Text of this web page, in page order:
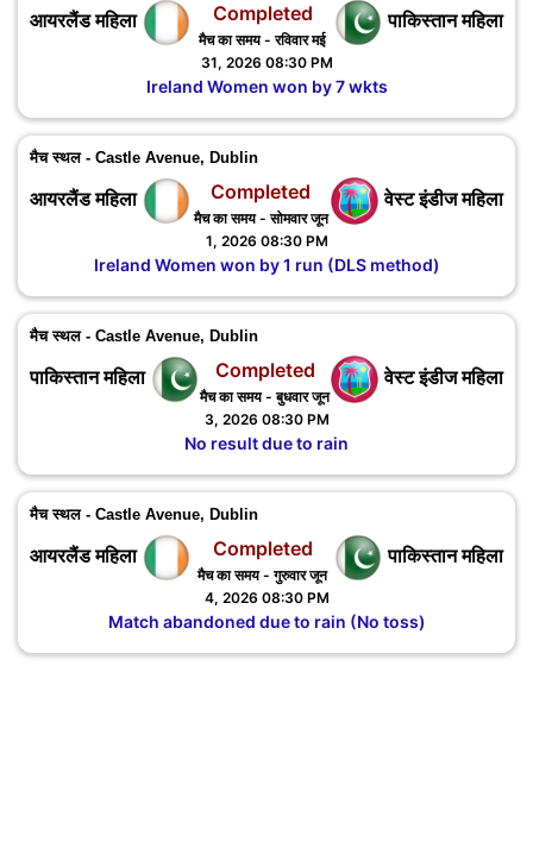
आयरलैंड महिला पाकिस्तान महिला
Completed
मैच का समय - रविवार मई
31, 2026 08:30 PM
Ireland Women won by 7 wkts
मैच स्थल - Castle Avenue, Dublin
आयरलैंड महिला वेस्ट इंडीज महिला
Completed
मैच का समय - सोमवार जून
1, 2026 08:30 PM
Ireland Women won by 1 run (DLS method)
मैच स्थल - Castle Avenue, Dublin
पाकिस्तान महिला वेस्ट इंडीज महिला
Completed
मैच का समय - बुधवार जून
3, 2026 08:30 PM
No result due to rain
मैच स्थल - Castle Avenue, Dublin
आयरलैंड महिला पाकिस्तान महिला
Completed
मैच का समय - गुरुवार जून
4, 2026 08:30 PM
Match abandoned due to rain (No toss)